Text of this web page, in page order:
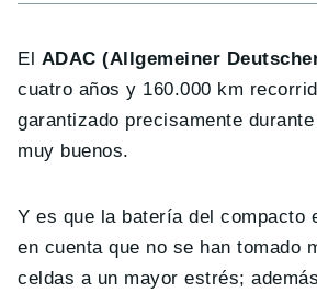
El ADAC (Allgemeiner
cuatro años y 160.000 km
garantizado precisamente
muy buenos.
Y es que la batería del compacto
en cuenta que no se han tomado
celdas a un mayor estrés;